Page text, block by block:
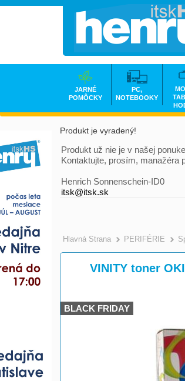
Produkt je vyradený!
Produkt už nie je v našej
Kontaktujte, prosím, manažéra
Henrich Sonnenschein-ID0
itsk@itsk.sk
Hlavná Strana PERIFÉRIE
VINITY toner
BLACK FRIDAY
JARNÉ
POMÔCKY
PC,
NOTEBOOKY